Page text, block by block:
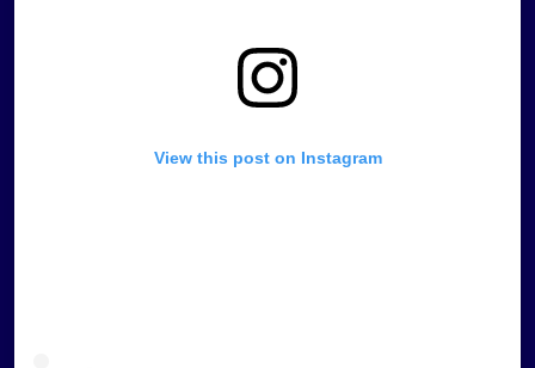
View this post on Instagram